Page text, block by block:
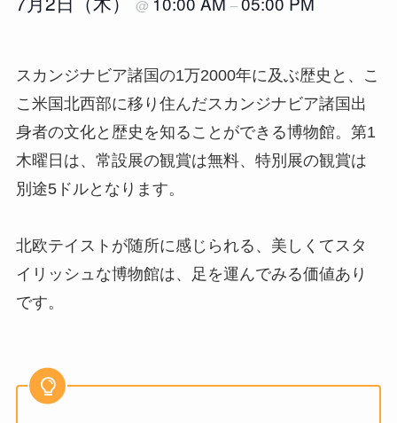
@ –
スカンジナビア諸国の1万2000年に及ぶ歴史と、こ
こ米国北西部に移り住んだスカンジナビア諸国出
身者の文化と歴史を知ることができる博物館。第1
木曜日は、常設展の観賞は無料、特別展の観賞は
別途5ドルとなります。
北欧テイストが随所に感じられる、美しくてスタ
イリッシュな博物館は、足を運んでみる価値あり
です。